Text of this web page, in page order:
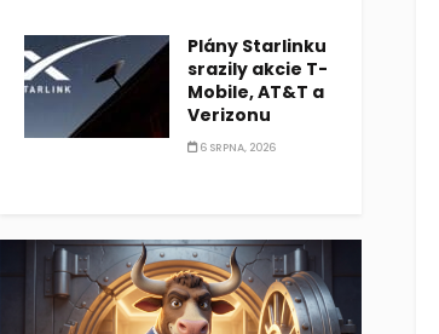
Plány Starlinku
srazily akcie T-
Mobile, AT&T a
Verizonu
6 SRPNA, 2026